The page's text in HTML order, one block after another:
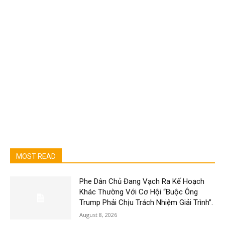
MOST READ
Phe Dân Chủ Đang Vạch Ra Kế Hoạch
Khác Thường Với Cơ Hội “Buộc Ông
Trump Phải Chịu Trách Nhiệm Giải Trình”.
August 8, 2026